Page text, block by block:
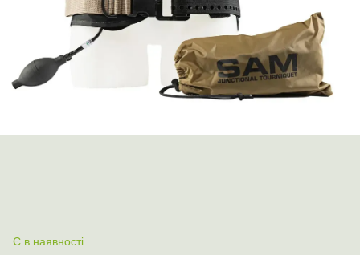
Є в наявності